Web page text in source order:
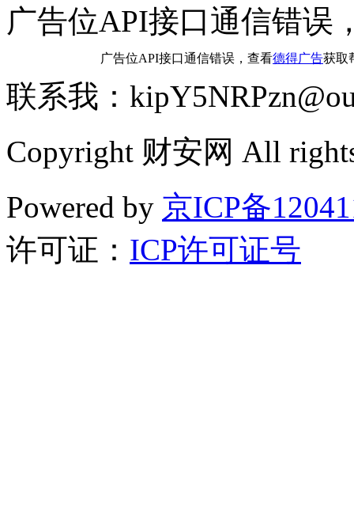
广告位API接口通信错误
广告位API接口通信错误，查看德得广告获取
联系我：
Copyright 财安网 All
Powered by 京ICP备
许可证： ICP许可证号